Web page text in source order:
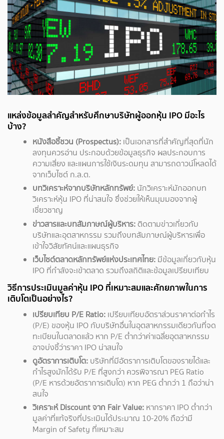
แหล่งข้อมูลสำคัญสำหรับศึกษาบริษัทผู้ออกหุ้น IPO มีอะไร
บ้าง?
หนังสือชี้ชวน (Prospectus): เป็นเอกสารที่สำคัญที่สุดที่นัก
ลงทุนควรอ่าน ประกอบด้วยข้อมูลธุรกิจ ผลประกอบการ
ความเสี่ยง และแผนการใช้เงินระดมทุน สามารถดาวน์โหลดได้
จากเว็บไซต์ ก.ล.ต.
บทวิเคราะห์จากบริษัทหลักทรัพย์: นักวิเคราะห์มักออกบท
วิเคราะห์หุ้น IPO ที่น่าสนใจ ซึ่งช่วยให้เห็นมุมมองจากผู้
เชี่ยวชาญ
ข่าวสารและบทสัมภาษณ์ผู้บริหาร:ติดตามข่าวเกี่ยวกับ
บริษัทและอุตสาหกรรม รวมถึงบทสัมภาษณ์ผู้บริหารเพื่อ
เข้าใจวิสัยทัศน์และแผนธุรกิจ
เว็บไซต์ตลาดหลักทรัพย์แห่งประเทศไทย: มีข้อมูลเกี่ยวกับหุ้น
IPO ที่กำลังจะเข้าตลาด รวมถึงสถิติและข้อมูลเปรียบเทียบ
วิธีการประเมินมูลค่าหุ้น IPO ที่เหมาะสมและศักยภาพในการ
เติบโตเป็นอย่างไร?
เปรียบเทียบ P/E Ratio: เปรียบเทียบอัตราส่วนราคาต่อกำไร
(P/E) ของหุ้น IPO กับบริษัทอื่นในอุตสาหกรรมเดียวกันที่จด
ทะเบียนในตลาดแล้ว หาก P/E ต่ำกว่าค่าเฉลี่ยอุตสาหกรรม
อาจบ่งชี้ว่าราคา IPO น่าสนใจ
ดูอัตราการเติบโต: บริษัทที่มีอัตราการเติบโตของรายได้และ
กำไรสูงมักได้รับ P/E ที่สูงกว่า ควรพิจารณา PEG Ratio
(P/E หารด้วยอัตราการเติบโต) หาก PEG ต่ำกว่า 1 ถือว่าน่า
สนใจ
วิเคราะห์ Discount จาก Fair Value: หากราคา IPO ต่ำกว่า
มูลค่าที่แท้จริงที่ประเมินได้ประมาณ 10-20% ถือว่ามี
Margin of Safety ที่เหมาะสม